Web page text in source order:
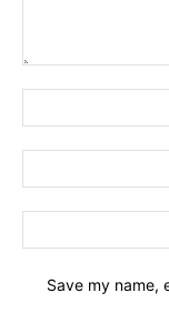
Save my name,